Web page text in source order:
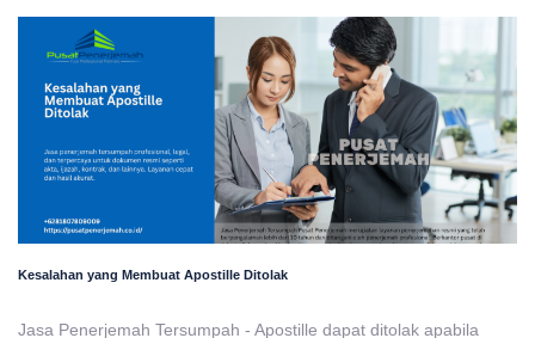
Kesalahan yang Membuat Apostille Ditolak
Jasa Penerjemah Tersumpah - Apostille dapat ditolak apabila